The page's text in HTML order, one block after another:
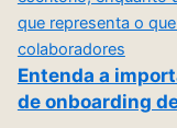
Entenda a
de onboarding